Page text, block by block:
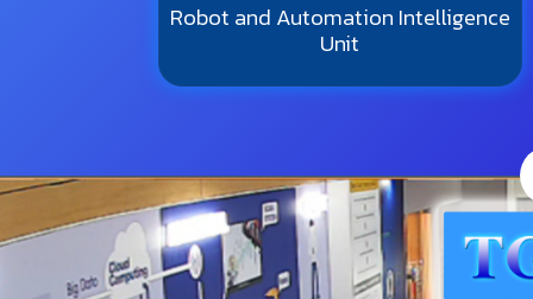
Robot and Automation Intelligence
Unit